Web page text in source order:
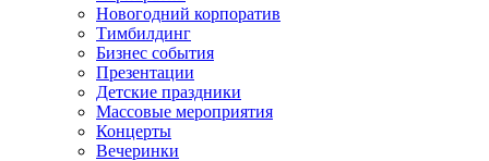
Новогодний корпоратив
Тимбилдинг
Бизнес события
Презентации
Детские праздники
Массовые мероприятия
Концерты
Вечеринки